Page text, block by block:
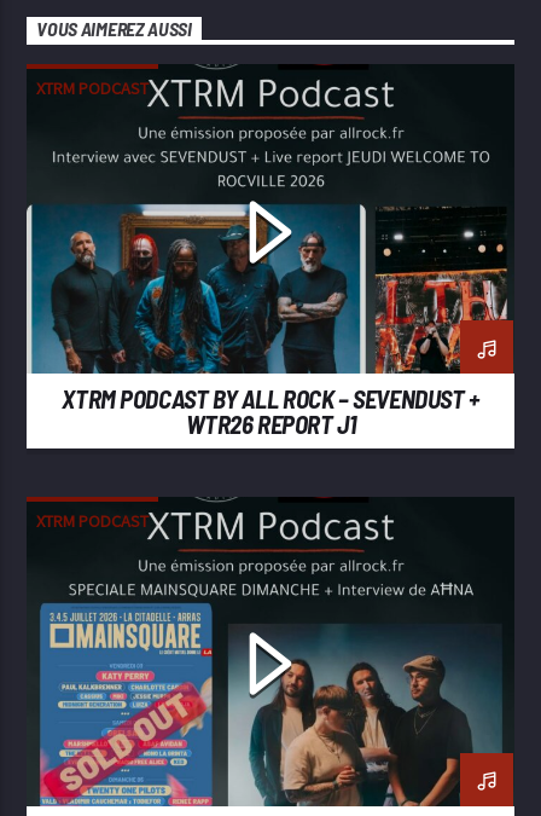
VOUS AIMEREZ AUSSI
XTRM PODCAST
XTRM PODCAST BY ALL ROCK – SEVENDUST +
WTR26 REPORT J1
XTRM PODCAST